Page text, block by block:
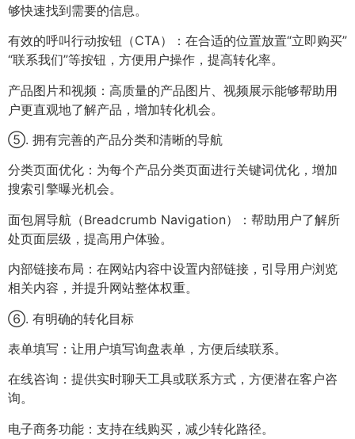
够快速找到需要的信息。
有效的呼叫行动按钮（CTA）：在合适的位置放置“立即购买”
“联系我们”等按钮，方便用户操作，提高转化率。
产品图片和视频：高质量的产品图片、视频展示能够帮助用
户更直观地了解产品，增加转化机会。
⑤. 拥有完善的产品分类和清晰的导航
分类页面优化：为每个产品分类页面进行关键词优化，增加
搜索引擎曝光机会。
面包屑导航（Breadcrumb Navigation）：帮助用户了解所
处页面层级，提高用户体验。
内部链接布局：在网站内容中设置内部链接，引导用户浏览
相关内容，并提升网站整体权重。
⑥. 有明确的转化目标
表单填写：让用户填写询盘表单，方便后续联系。
在线咨询：提供实时聊天工具或联系方式，方便潜在客户咨
询。
电子商务功能：支持在线购买，减少转化路径。